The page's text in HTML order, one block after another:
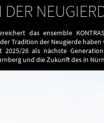
das ensemble
Tradition der Neugierde
2025/26 als nächste
und die Zukunft des in